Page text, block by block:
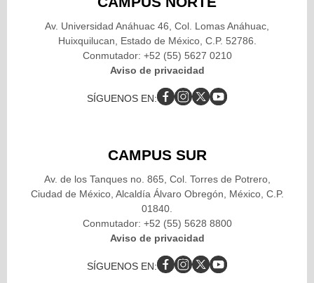
Av. Universidad Anáhuac 46, Col. Lomas Anáhuac,
Huixquilucan, Estado de México, C.P. 52786.
Conmutador: +52 (55) 5627 0210
Aviso de privacidad
SÍGUENOS EN:
CAMPUS SUR
Av. de los Tanques no. 865, Col. Torres de Potrero,
Ciudad de México, Alcaldía Álvaro Obregón, México, C.P.
01840.
Conmutador: +52 (55) 5628 8800
Aviso de privacidad
SÍGUENOS EN: